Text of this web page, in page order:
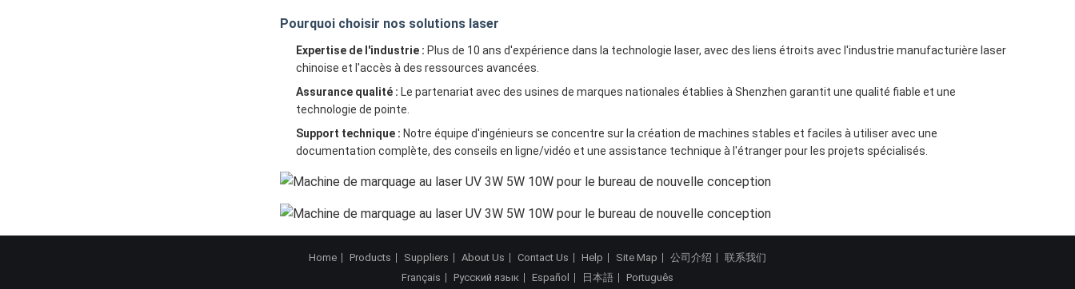
Pourquoi choisir nos solutions laser
Expertise de l'industrie : Plus de 10 ans d'expérience dans la technologie laser, avec des liens étroits avec l'industrie manufacturière laser
chinoise et l'accès à des ressources avancées.
Assurance qualité : Le partenariat avec des usines de marques nationales établies à Shenzhen garantit une qualité fiable et une
technologie de pointe.
Support technique : Notre équipe d'ingénieurs se concentre sur la création de machines stables et faciles à utiliser avec une
documentation complète, des conseils en ligne/vidéo et une assistance technique à l'étranger pour les projets spécialisés.
Home Products Suppliers About Us Contact Us Help Site Map 公司介绍
联系我们
Français
Русский язык Español 日本語 Português